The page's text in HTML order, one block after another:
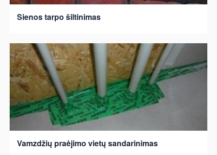
Sienos tarpo šiltinimas
Vamzdžių praėjimo vietų sandarinimas